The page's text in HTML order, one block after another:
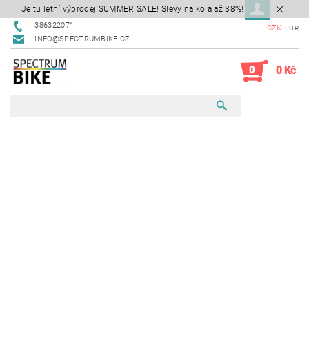
Je tu letní výprodej SUMMER SALE! Slevy na kola až 38%!
386322071
INFO@SPECTRUMBIKE.CZ
CZK EUR
0 0 Kč